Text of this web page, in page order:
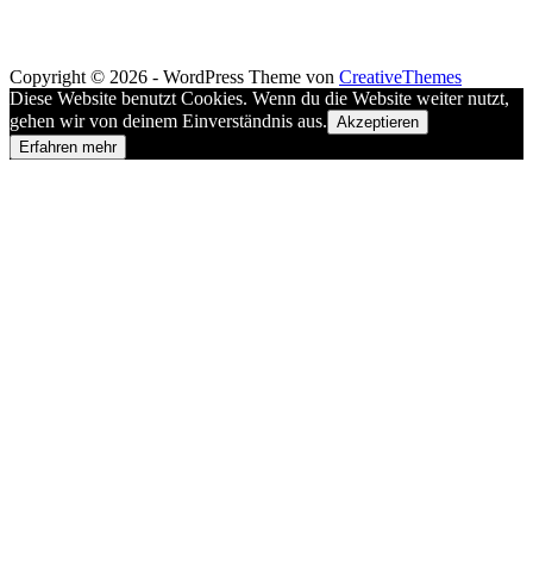
Copyright © 2026 - WordPress Theme von CreativeThemes
Diese Website benutzt Cookies. Wenn du die Website weiter nutzt,
gehen wir von deinem Einverständnis aus. Akzeptieren
Erfahren mehr